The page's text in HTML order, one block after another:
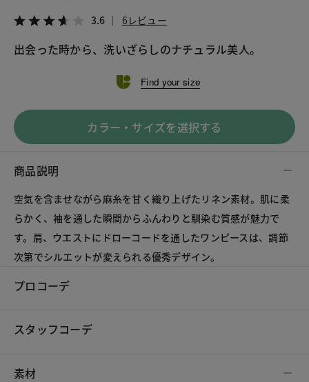
3.6 6レビュー
Find your size
カラー・サイズを選択する
商品説明
空気を含ませながら麻糸を甘く織り上げたリネン素材。肌に柔
らかく、袖を通した瞬間からふんわりと馴染む質感が魅力で
す。肩、ウエストにドローコードを通したワンピースは、調節
プロコーデ
スタッフコーデ
素材